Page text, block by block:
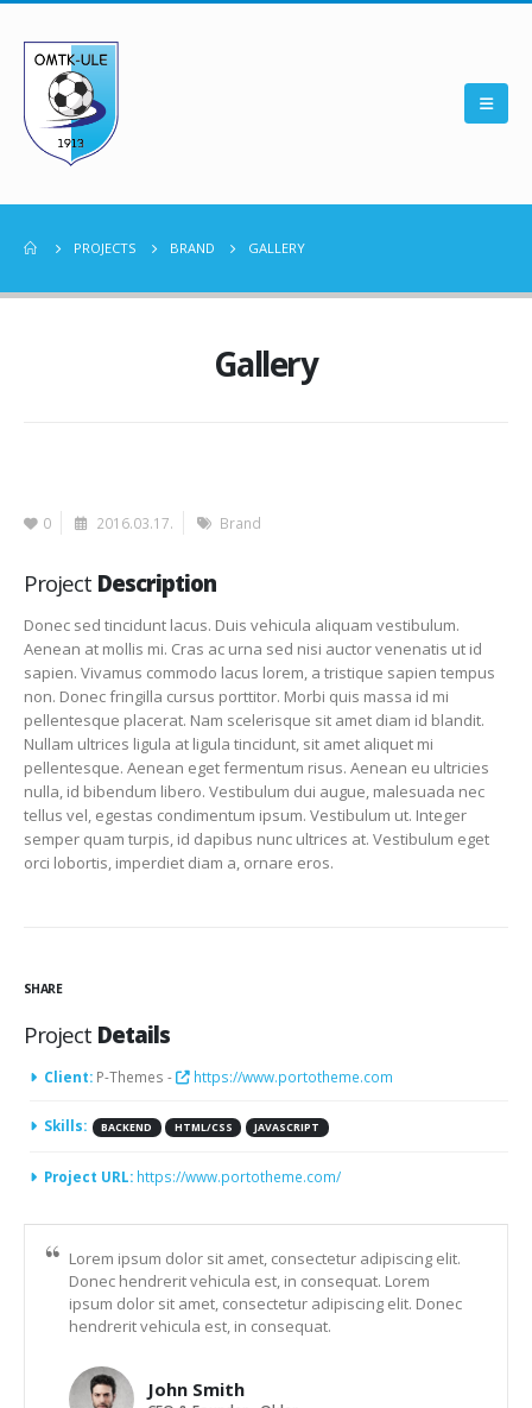
PROJECTS BRAND GALLERY
Gallery
0 2016.03.17. Brand
Project Description
Donec sed tincidunt lacus. Duis vehicula aliquam vestibulum.
Aenean at mollis mi. Cras ac urna sed nisi auctor venenatis ut id
sapien. Vivamus commodo lacus lorem, a tristique sapien tempus
non. Donec fringilla cursus porttitor. Morbi quis massa id mi
pellentesque placerat. Nam scelerisque sit amet diam id blandit.
Nullam ultrices ligula at ligula tincidunt, sit amet aliquet mi
pellentesque. Aenean eget fermentum risus. Aenean eu ultricies
nulla, id bibendum libero. Vestibulum dui augue, malesuada nec
tellus vel, egestas condimentum ipsum. Vestibulum ut. Integer
semper quam turpis, id dapibus nunc ultrices at. Vestibulum eget
orci lobortis, imperdiet diam a, ornare eros.
SHARE
Project Details
Client: P-Themes - https://www.portotheme.com
Skills: BACKEND HTML/CSS JAVASCRIPT
Project URL: https://www.portotheme.com/
Lorem ipsum dolor sit amet, consectetur adipiscing elit.
Donec hendrerit vehicula est, in consequat. Lorem
ipsum dolor sit amet, consectetur adipiscing elit. Donec
hendrerit vehicula est, in consequat.
John Smith